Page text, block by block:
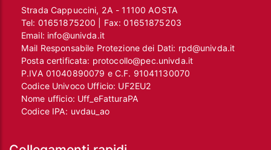
Strada Cappuccini, 2A - 11100 AOSTA
Tel: 01651875200 | Fax:01651875203
Email: info@univda.it
Mail Responsabile Protezione dei Dati: rpd@univda.it
Posta certificata: protocollo@pec.univda.it
P.IVA 01040890079 e C.F. 91041130070
Codice Univoco Ufficio: UF2EU2
Nome ufficio: Uff_eFatturaPA
Codice IPA: uvdau_ao